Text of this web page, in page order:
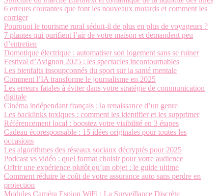
6 erreurs courantes que font les nouveaux motards et comment les
corriger
Pourquoi le tourisme rural séduit-il de plus en plus de voyageurs ?
7 plantes qui purifient l’air de votre maison et demandent peu
d’entretien
Domotique électrique : automatiser son logement sans se ruiner
Festival d’Avignon 2025 : les spectacles incontournables
Les bienfaits insoupçonnés du sport sur la santé mentale
Comment l’IA transforme le journalisme en 2025
Les erreurs fatales à éviter dans votre stratégie de communication
digitale
Cinéma indépendant français : la renaissance d’un genre
Les backlinks toxiques : comment les identifier et les supprimer
Référencement local : boostez votre visibilité en 3 étapes
Cadeau écoresponsable : 15 idées originales pour toutes les
occasions
Les algorithmes des réseaux sociaux décryptés pour 2025
Podcast vs vidéo : quel format choisir pour votre audience
Offrir une expérience plutôt qu’un objet : le guide ultime
Comment réduire le coût de votre assurance auto sans perdre en
protection
Modules Caméra Espion WiFi : La Surveillance Discrète